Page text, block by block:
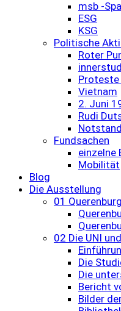
msb -
ESG
KSG
Politische
Roter
Proteste
Vietnam
2. Juni
Rudi
Fundsachen
einzelne
Mobilität
Blog
Die Ausstellung
01 Querenburg
02 Die UNI
Die
Die
Bericht
Bilder